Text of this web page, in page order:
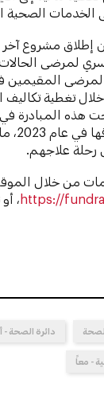
الصحية
إطلاق مشروع
لمرضى
المقيمين
تغطية تكاليف
بحالة
علاجهم.
من خلال الموقع
https://، أو
دائرة الصحة -
- معاً